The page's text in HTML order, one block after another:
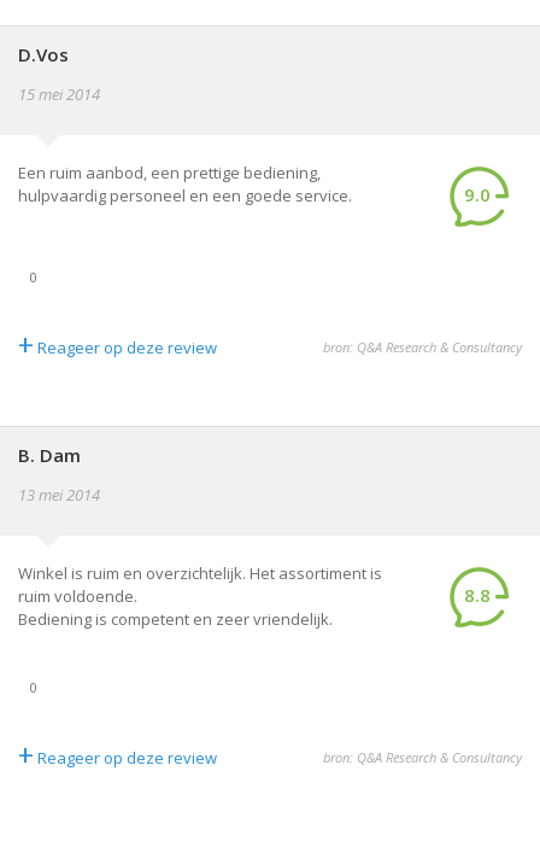
D.Vos
15 mei 2014
Een ruim aanbod, een prettige bediening,
hulpvaardig personeel en een goede service.
9.0
0
+ Reageer op deze review bron: Q&A Research & Consultancy
B. Dam
13 mei 2014
Winkel is ruim en overzichtelijk. Het assortiment is
ruim voldoende.
Bediening is competent en zeer vriendelijk.
8.8
0
+ Reageer op deze review bron: Q&A Research & Consultancy